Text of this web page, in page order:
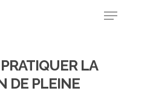
ESC to close
LA
DE PLEINE